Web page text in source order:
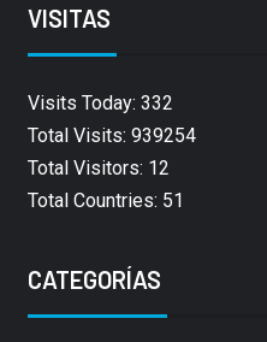
VISITAS
Visits Today: 332
Total Visits: 939254
Total Visitors: 12
Total Countries: 51
CATEGORÍAS